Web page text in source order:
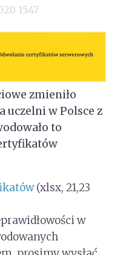
15:47
zmieniło
uczelni w Polsce z
to
(xlsx, 21,23
w